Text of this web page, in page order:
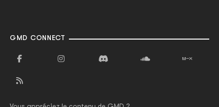
GMD CONNECT